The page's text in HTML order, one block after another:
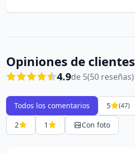
Opiniones de clientes
4.9de 5(50 reseñas)
Todos los comentarios 5 (47)
2 1 Con foto